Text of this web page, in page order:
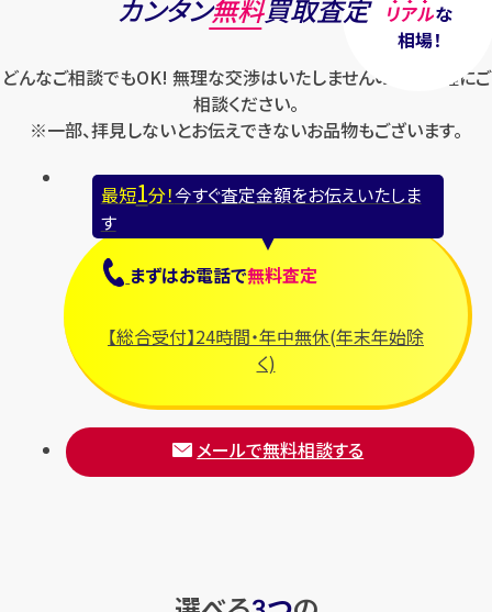
リアルな
相場！
カンタン無料買取査定
どんなご相談でもOK! 無理な交渉はいたしませんのでお気軽にご
相談ください。
※一部、拝見しないとお伝えできないお品物もございます。
最短1分！今すぐ査定金額をお伝えいたしま
す
まずはお電話で無料査定
【総合受付】24時間・年中無休(年末年始除
く)
メールで無料相談する